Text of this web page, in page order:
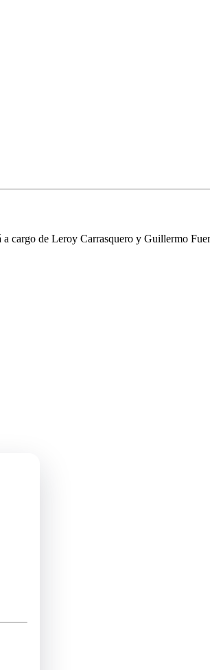
a cargo de Leroy Carrasquero y Guillermo